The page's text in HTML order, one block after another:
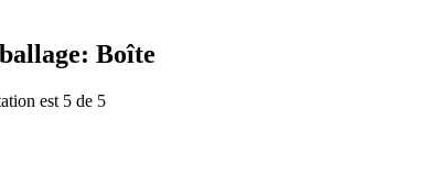
Boîte
est 5 de 5